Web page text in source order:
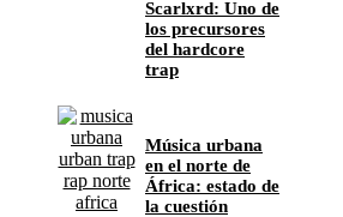
Scarlxrd: Uno de
los precursores
del hardcore
trap
Música urbana
en el norte de
África: estado de
la cuestión